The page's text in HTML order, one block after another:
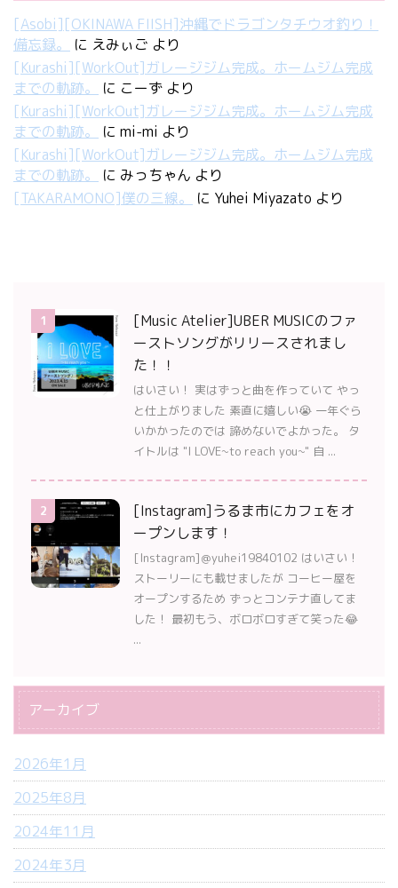
[Asobi][OKINAWA FIISH]沖縄でドラゴンタチウオ釣り！
備忘録。
に えみぃご より
[Kurashi][WorkOut]ガレージジム完成。ホームジム完成
までの軌跡。
に こーず より
[Kurashi][WorkOut]ガレージジム完成。ホームジム完成
までの軌跡。
に mi-mi より
[Kurashi][WorkOut]ガレージジム完成。ホームジム完成
までの軌跡。
に みっちゃん より
[TAKARAMONO]僕の三線。
に Yuhei Miyazato より
1
[Music Atelier]UBER MUSICのファ
ーストソングがリリースされまし
た！！
はいさい！ 実はずっと曲を作っていて やっ
と仕上がりました 素直に嬉しい😭 一年ぐら
いかかったのでは 諦めないでよかった。 タ
イトルは "I LOVE~to reach you~" 自 ...
2
[Instagram]うるま市にカフェをオ
ープンします！
[Instagram]＠yuhei19840102 はいさい！
ストーリーにも載せましたが コーヒー屋を
オープンするため ずっとコンテナ直してま
した！ 最初もう、ボロボロすぎて笑った😂
...
アーカイブ
2026年1月
2025年8月
2024年11月
2024年3月